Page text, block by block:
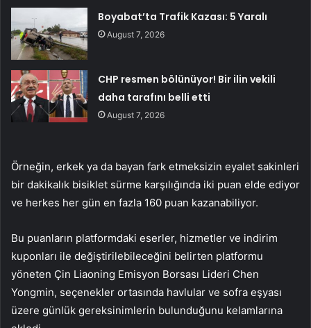
Boyabat’ta Trafik Kazası: 5 Yaralı
August 7, 2026
CHP resmen bölünüyor! Bir ilin vekili
daha tarafını belli etti
August 7, 2026
Örneğin, erkek ya da bayan fark etmeksizin eyalet sakinleri
bir dakikalık bisiklet sürme karşılığında iki puan elde ediyor
ve herkes her gün en fazla 160 puan kazanabiliyor.
Bu puanların platformdaki eserler, hizmetler ve indirim
kuponları ile değiştirilebileceğini belirten platformu
yöneten Çin Liaoning Emisyon Borsası Lideri Chen
Yongmin, seçenekler ortasında havlular ve sofra eşyası
üzere günlük gereksinimlerin bulunduğunu kelamlarına